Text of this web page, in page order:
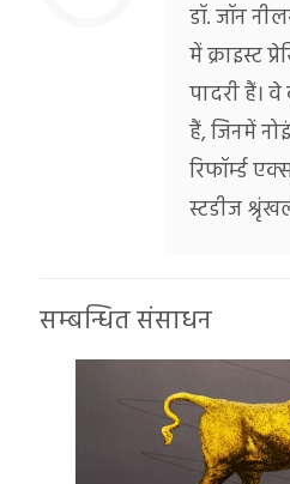
डॉ. जॉन
में क्राइस्ट
पादरी हैं।
हैं, जिनमें
रिफॉर्म्ड
स्टडीज
सम्बन्धित संसाधन